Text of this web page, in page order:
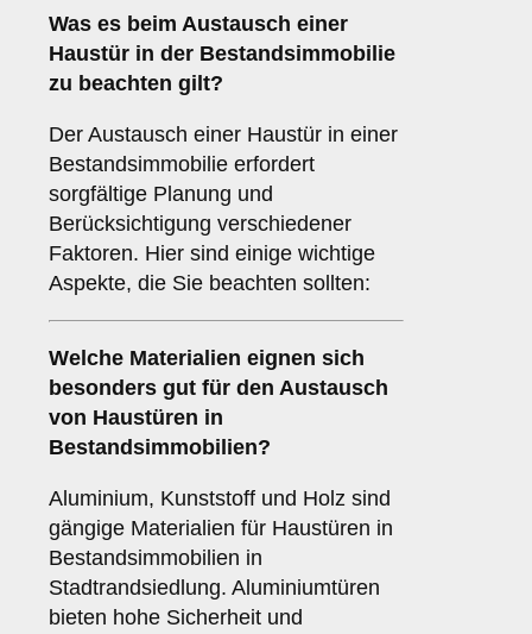
Was es beim Austausch einer
Haustür in der Bestandsimmobilie
zu beachten gilt?
Der Austausch einer Haustür in einer
Bestandsimmobilie erfordert
sorgfältige Planung und
Berücksichtigung verschiedener
Faktoren. Hier sind einige wichtige
Aspekte, die Sie beachten sollten:
Welche Materialien eignen sich
besonders gut für den Austausch
von Haustüren in
Bestandsimmobilien?
Aluminium, Kunststoff und Holz sind
gängige Materialien für Haustüren in
Bestandsimmobilien in
Stadtrandsiedlung. Aluminiumtüren
bieten hohe Sicherheit und